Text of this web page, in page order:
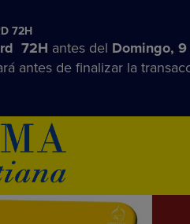
72H
72H antes del Domingo,
antes de finalizar la